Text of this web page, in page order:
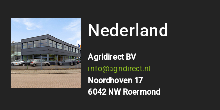
Nederland
Agridirect BV
info@agridirect.nl
Noordhoven 17
6042 NW Roermond